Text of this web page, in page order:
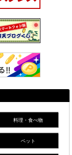
料理・食べ物
ペット